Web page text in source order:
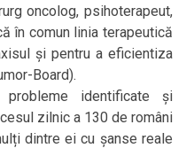
oncolog, psihoterapeut,
în comun linia terapeutică
și pentru a eficientiza
Board).
identificate și
zilnic a 130 de români
dintre ei cu șanse reale